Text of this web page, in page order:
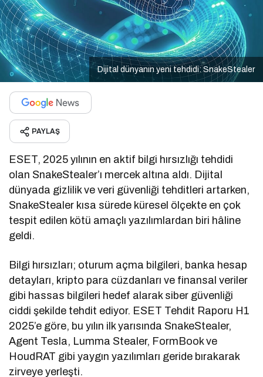
Dijital dünyanın yeni tehdidi: SnakeStealer
PAYLAŞ
ESET, 2025 yılının en aktif bilgi hırsızlığı tehdidi
olan SnakeStealer’ı mercek altına aldı. Dijital
dünyada gizlilik ve veri güvenliği tehditleri artarken,
SnakeStealer kısa sürede küresel ölçekte en çok
tespit edilen kötü amaçlı yazılımlardan biri hâline
geldi.
Bilgi hırsızları; oturum açma bilgileri, banka hesap
detayları, kripto para cüzdanları ve finansal veriler
gibi hassas bilgileri hedef alarak siber güvenliği
ciddi şekilde tehdit ediyor. ESET Tehdit Raporu H1
2025’e göre, bu yılın ilk yarısında SnakeStealer,
Agent Tesla, Lumma Stealer, FormBook ve
HoudRAT gibi yaygın yazılımları geride bırakarak
zirveye yerleşti.